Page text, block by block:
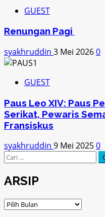
GUEST
Renungan Pagi
syakhruddin 3 Mei 20260
GUEST
Paus Leo XIV: Paus
Serikat, Pewaris
Fransiskus
syakhruddin 9 Mei 20250
Cari
ARSIP
ARSIP